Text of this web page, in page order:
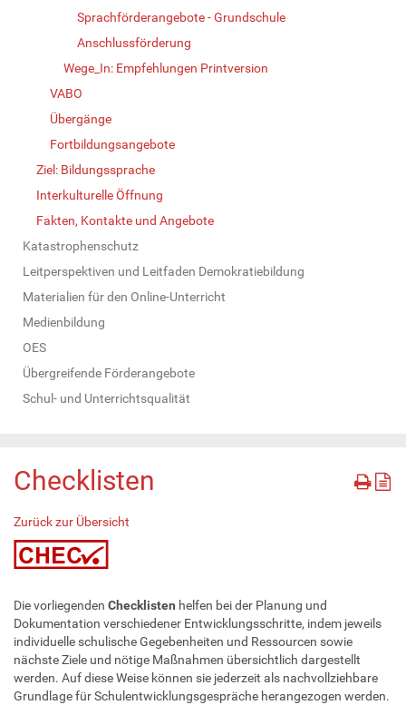
Sprachförderangebote - Grundschule
Anschlussförderung
Wege_In: Empfehlungen Printversion
VABO
Übergänge
Fortbildungsangebote
Ziel: Bildungssprache
Interkulturelle Öffnung
Fakten, Kontakte und Angebote
Katastrophenschutz
Leitperspektiven und Leitfaden Demokratiebildung
Materialien für den Online-Unterricht
Medienbildung
OES
Übergreifende Förderangebote
Schul- und Unterrichtsqualität
Checklisten
Zurück zur Übersicht
Die vorliegenden Checklisten helfen bei der Planung und
Dokumentation verschiedener Entwicklungsschritte, indem jeweils
individuelle schulische Gegebenheiten und Ressourcen sowie
nächste Ziele und nötige Maßnahmen übersichtlich dargestellt
werden. Auf diese Weise können sie jederzeit als nachvollziehbare
Grundlage für Schulentwicklungsgespräche herangezogen werden.